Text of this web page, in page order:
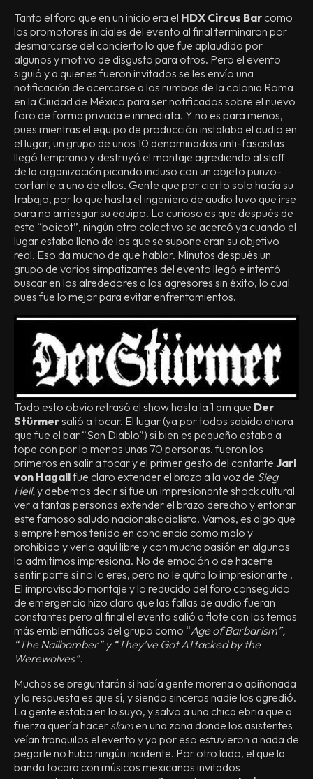
Tanto el foro que en un inicio era el HDX Circus Bar como
los promotores iniciales del evento al final terminaron por
desmarcarse del concierto lo que fue aplaudido por
algunos y motivo de disgusto para otros. Pero el evento
siguió y a quienes fueron invitados se les envío una
notificación de acercarse a los rumbos de la colonia Roma
en la Ciudad de México para ser notificados sobre el nuevo
foro de forma privada e inmediata. Y no es para menos,
pues mientras el equipo de producción instalaba el audio en
el lugar, un grupo de unos 10 denominados anti-fascistas
llegó temprano y destruyó el montaje agrediendo al staff
de la organización picando incluso con un objeto punzo-
cortante a uno de ellos. Gente que por cierto solo hacía su
trabajo, por lo que hasta el ingeniero de audio tuvo que irse
para no arriesgar su equipo. Lo curioso es que después de
este “boicot”, ningún otro colectivo se acercó ya cuando el
lugar estaba lleno de los que se supone eran su objetivo
real. Eso da mucho de que hablar. Minutos después un
grupo de varios simpatizantes del evento llegó e intentó
buscar en los alrededores a los agresores sin éxito, lo cual
pues fue lo mejor para evitar enfrentamientos.
Todo esto obvio retrasó el show hasta la 1 am que Der
Stürmersalió a tocar. El lugar (ya por todos sabido ahora
que fue el bar “San Diablo”) si bien es pequeño estaba a
tope con por lo menos unas 70 personas. fueron los
primeros en salir a tocar y el primer gesto del cantante Jarl
von Hagallfue claro extender el brazo a la voz de Sieg
Heil,y debemos decir si fue un impresionante shock cultural
ver a tantas personas extender el brazo derecho y entonar
este famoso saludo nacionalsocialista. Vamos, es algo que
siempre hemos tenido en conciencia como malo y
prohibido y verlo aquí libre y con mucha pasión en algunos
lo admitimos impresiona. No de emoción o de hacerte
sentir parte si no lo eres, pero no le quita lo impresionante .
El improvisado montaje y lo reducido del foro conseguido
de emergencia hizo claro que las fallas de audio fueran
constantes pero al final el evento salió a flote con los temas
más emblemáticos del grupo como “Age of Barbarism”,
“The Nailbomber” y “They’ve Got ATtacked by the
Werewolves”.
Muchos se preguntarán si había gente morena o apiñonada
y la respuesta es que sí, y siendo sinceros nadie los agredió.
La gente estaba en lo suyo, y salvo a una chica ebria que a
fuerza quería hacer slam en una zona donde los asistentes
veían tranquilos el evento y ya por eso estuvieron a nada de
pegarle no hubo ningún incidente. Por otro lado, el que la
banda tocara con músicos mexicanos invitados